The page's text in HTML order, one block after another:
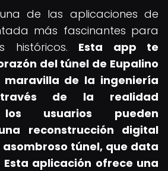
de las aplicaciones de
más fascinantes para
históricos. Esta app te
del túnel de Eupalino
maravilla de la ingeniería
de la realidad
los usuarios pueden
reconstrucción digital
túnel, que data
Esta aplicación ofrece una